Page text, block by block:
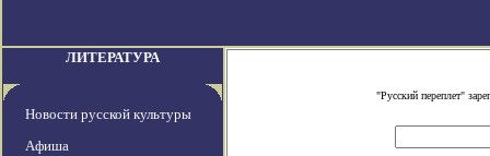
ЛИТЕРАТУРА
Новости русской культуры
Афиша
"Русский переплет"